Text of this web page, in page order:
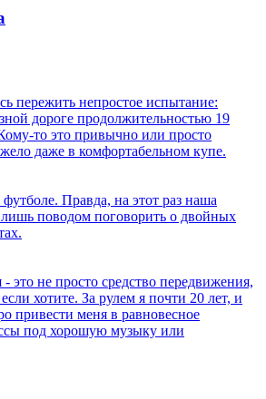
пережить непростое испытание:
дороге продолжительностью 19
то это привычно или просто
даже в комфортабельном купе.
Правда, на этот раз наша
поводом поговорить о двойных
это не просто средство передвижения,
хотите. За рулем я почти 20 лет, и
привести меня в равновесное
под хорошую музыку или